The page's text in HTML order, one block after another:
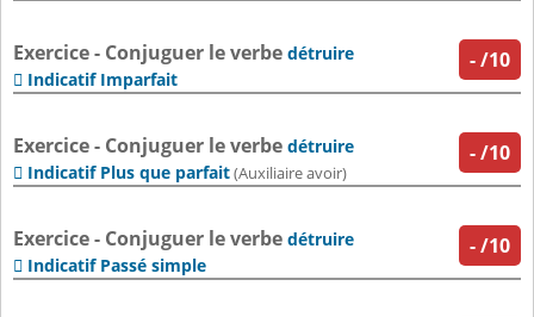
-/10
Exercice - Conjuguer le verbe détruire
 Indicatif Imparfait
-/10
Exercice - Conjuguer le verbe détruire
 Indicatif Plus que parfait(Auxiliaire avoir)
-/10
Exercice - Conjuguer le verbe détruire
 Indicatif Passé simple